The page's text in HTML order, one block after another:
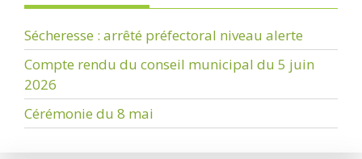
Sécheresse : arrêté préfectoral niveau alerte
Compte rendu du conseil municipal du 5 juin
2026
Cérémonie du 8 mai